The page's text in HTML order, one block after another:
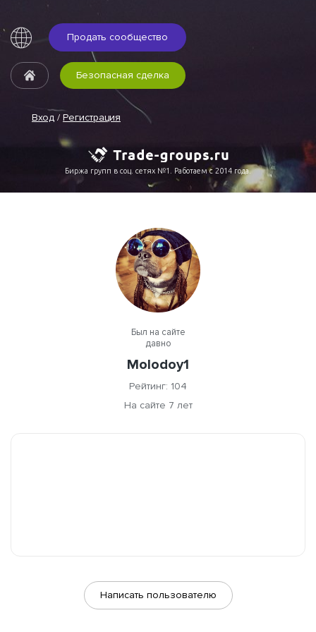
Продать сообщество
Вход / Регистрация
Безопасная сделка
Биржа групп в соц. сетях №1. Работаем с 2014 года.
Был на сайте
давно
Molodoy1
Рейтинг: 104
На сайте 7 лет
Написать пользователю